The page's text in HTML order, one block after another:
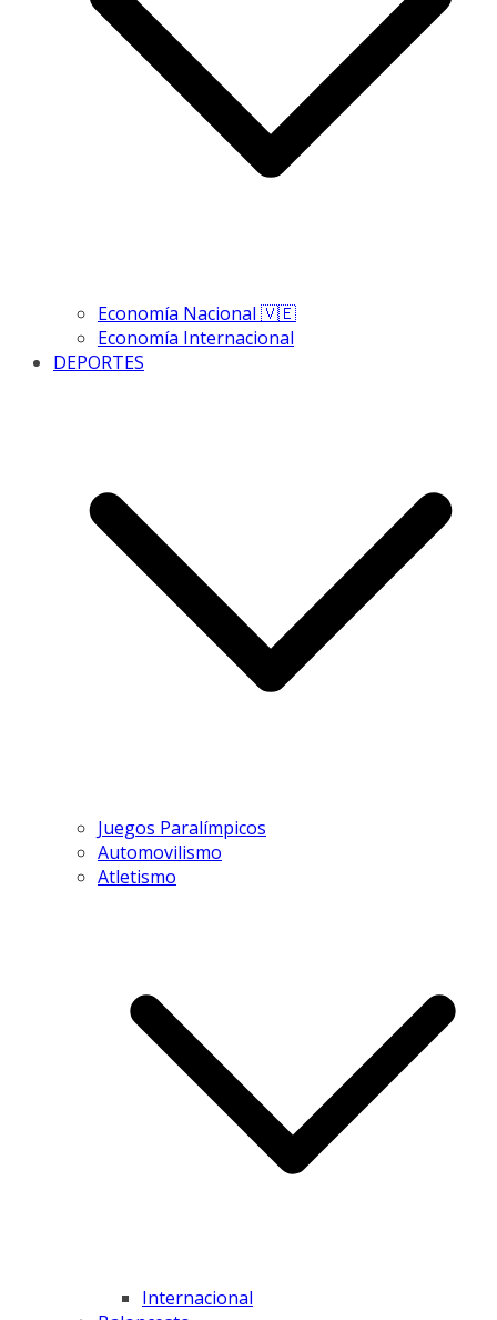
Economía Nacional 🇻🇪
Economía Internacional
DEPORTES
Juegos Paralímpicos
Automovilismo
Atletismo
Internacional